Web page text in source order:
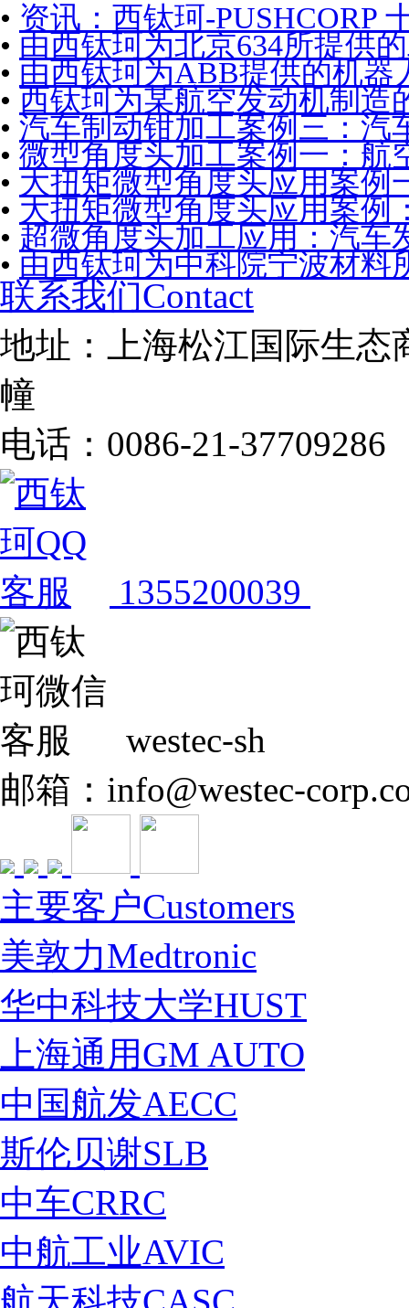
• 资讯：西钛珂-PUSHCORP
• 由西钛珂为北京634所提供
• 由西钛珂为ABB提供的机器
• 西钛珂为某航空发动机制造
• 汽车制动钳加工案例三：汽
• 微型角度头加工案例一：航
• 大扭矩微型角度头应用案例
• 大扭矩微型角度头应用案例
• 超微角度头加工应用：汽车
• 由西钛珂为中科院宁波材料
联系我们Contact
地址：上海松江国际生态
幢
电话：0086-21-37709286
1355200039
westec-sh
邮箱：info@westec-
主要客户Customers
美敦力Medtronic
华中科技大学HUST
上海通用GM AUTO
中国航发AECC
斯伦贝谢SLB
中车CRRC
中航工业AVIC